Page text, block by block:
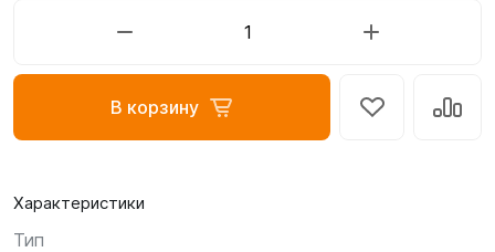
В корзину
Характеристики
Тип